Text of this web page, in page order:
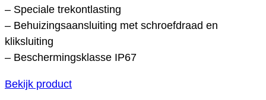
– Speciale trekontlasting
– Behuizingsaansluiting met schroefdraad en
kliksluiting
– Beschermingsklasse IP67
Bekijk product